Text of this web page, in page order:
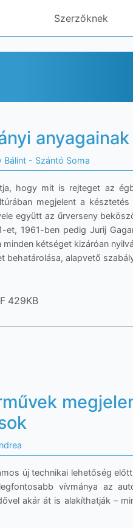
Szerzőknek
Bálint - Szántó Soma
hogy mit is rejteget az
megjelent a késztetés
együtt az űrverseny
1961-ben pedig Jurij
kétséget kizáróan
behatárolása, alapvető
429KB
új technikai lehetőség
vívmánya az
akár át is alakíthatják –